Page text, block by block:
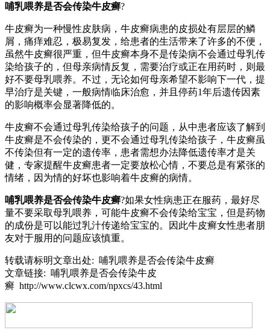
哺乳喂养是否会传染牛皮癣?
牛皮癣为一种慢性皮肤病，牛皮癣病患的皮损处有层层的鳞
屑，痛痒难忍，极易复发，给患者的生活带来了许多的不便，
虽然牛皮癣很严重，但牛皮癣本身不是传染病不会通过母乳传
染给孩子的，但母亲病情反复，需要治疗或正在用药时，则最
好不要母乳喂养。不过，无论如何母亲希望不影响下一代，提
早治疗是关键，一般病情临床治愈，并且停药1年后遗传因素
的影响概率会显著降低的。
牛皮癣不会通过母乳传染给孩子的问题，从中患者应该了解到
牛皮癣是不会传染的，更不会通过母乳传染给孩子，牛皮癣虽
不传染但有一定的遗传率，患者需想办法降低遗传率才是关
健，专家提醒牛皮癣患者一定要放松心情，不要总是有紧张的
情绪，因为情的好坏也影响着牛皮癣的病情。
哺乳喂养是否会传染牛皮癣?如果女性病患正在服药，最好尽
量不要采取母乳喂养，可能牛皮癣不会传染给宝宝，但是药物
的成份是可以能过乳汁传递给宝宝的。因此牛皮癣女性患者朋
友对于服用的问题应该慎重。
转载请标明文章出处: 哺乳喂养是否会传染牛皮癣
文章链接: 哺乳喂养是否会传染牛皮
癣 http://www.clcwx.com/npxcs/43.html